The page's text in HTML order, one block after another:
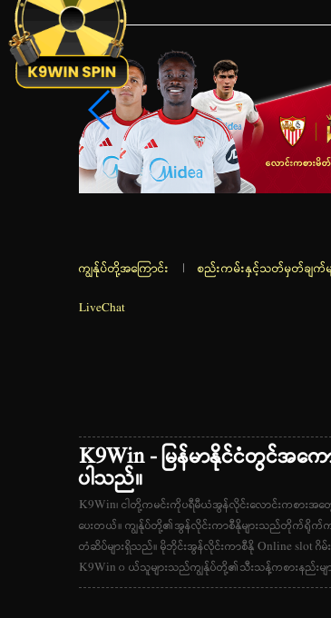
ကျွန်ုပ်တို့အကြောင်း | စည်းကမ်းနှင့်သတ်မှတ်ချက်မ
LiveChat
K9Win - မြန်မာနိုင်ငံတွင်အ
ပါသည်။
K9Win၊ ငါတို့ကမင်းကိုပရီမီယံအွန်လိုင်းလောင်းကစား
ပေးတယ်။ ကျွန်ုပ်တို့၏အွန်လိုင်းကာစီနိုများသည်တိုက်ရိုက်ကာ
တံဆိပ်များရှိသည်။ မိုဘိုင်းအွန်လိုင်းကာစီနို Online slot ဂိမ်းအ
K9Win ၀ ယ်သူများသည်ကျွန်ုပ်တို့၏သီးသန့်ကစားနည်းမ